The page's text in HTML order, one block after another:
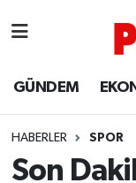
GÜNDEM
HABERLER SPOR
Son
Ayvalık
Balya
Balıkesir
Balıkesir